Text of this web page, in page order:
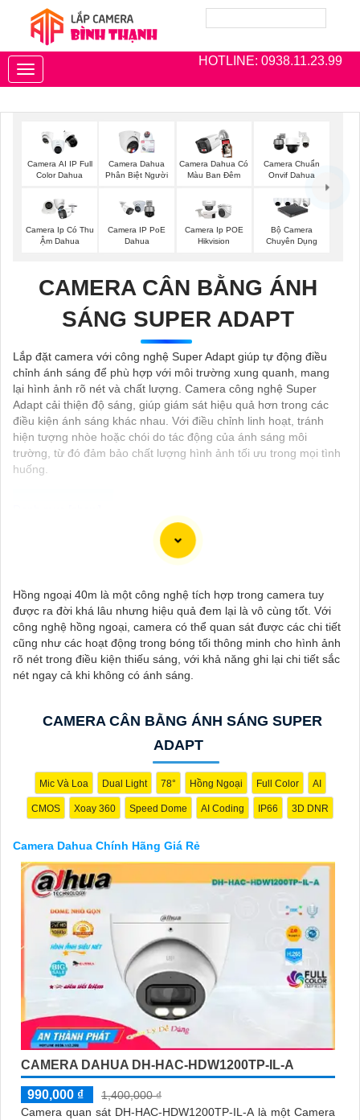
HOTLINE: 0938.11.23.99
Toggle
navigation
Camera AI IP Full
Color Dahua
Camera Dahua
Phân Biệt Người
Camera Dahua Có
Màu Ban Đêm
Camera Chuẩn
Onvif Dahua
Camera Ip Có Thu
Ậm Dahua
Camera IP PoE
Dahua
Camera Ip POE
Hikvision
Bộ Camera
Chuyên Dụng
CAMERA CÂN BẰNG ÁNH
SÁNG SUPER ADAPT
Lắp đặt camera với công nghệ Super Adapt giúp tự động điều
chỉnh ánh sáng để phù hợp với môi trường xung quanh, mang
lại hình ảnh rõ nét và chất lượng. Camera công nghệ Super
Adapt cải thiện độ sáng, giúp giám sát hiệu quả hơn trong các
điều kiện ánh sáng khác nhau. Với điều chỉnh linh hoạt, tránh
hiện tượng nhòe hoặc chói do tác động của ánh sáng môi
trường, từ đó đảm bảo chất lượng hình ảnh tối ưu trong mọi tình
huống.
Dạ chắc chắn, đây là tư vấn của tôi về Camera Dahua chính
ninh và giám sát.⚒ 2:Để Hoàn toàn tin cậy mua Camera Dahua
chính hãng, bạn nên mua từ các cửa hàng uy tín hoặc các đại lý
chính thức của Dahua.☄️3:Mức giá của Camera Dahua có thể
thay đổi tùy vào model và chức năng của camera. Bạn nên tìm
hiểu kỹ trước khi đầu tư.🎖️4:Chất lượng của Camera Dahua
được đánh giá cao với độ phân giải cao, tính năng thông minh
có thể tham khảo trên các website thương mại điện tử hoặc tại
các cửa hàng điện tử.
Hy vọng rằng những thông tin trên sẽ giúp bạn chọn lựa được
Camera Dahua chính hãng, giá rẻ và chất lượng. Nếu bạn có
thêm câu hỏi hoặc cần tư vấn thêm, đừng ngần ngại để lại Cung
cấp cho công trình biết.
Hồng ngoại 40m là một công nghệ tích hợp trong camera tuy
được ra đời khá lâu nhưng hiệu quả đem lại là vô cùng tốt. Với
công nghệ hồng ngoại, camera có thể quan sát được các chi tiết
cũng như các hoạt động trong bóng tối thông minh cho hình ảnh
rõ nét trong điều kiện thiếu sáng, với khả năng ghi lại chi tiết sắc
nét ngay cả khi không có ánh sáng.
CAMERA CÂN BẰNG ÁNH SÁNG SUPER
ADAPT
Mic Và Loa Dual Light 78° Hồng Ngoại Full Color AI
CMOS Xoay 360 Speed Dome AI Coding IP66 3D DNR
Camera Dahua Chính Hãng Giá Rẻ
CAMERA DAHUA DH-HAC-HDW1200TP-IL-A
990,000 ₫
1,400,000 ₫
Camera quan sát DH-HAC-HDW1200TP-IL-A là một Camera